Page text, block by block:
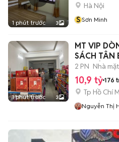
1 phút trước 3
Hà Nội
S Sơn Minh
1 phút trước 3
MT VIP
SÁCH TÂN
10,9 TỶ
2 PN Nhà
10,9 tỷ 176
Tp Hồ Chí
Nguyễn Thị